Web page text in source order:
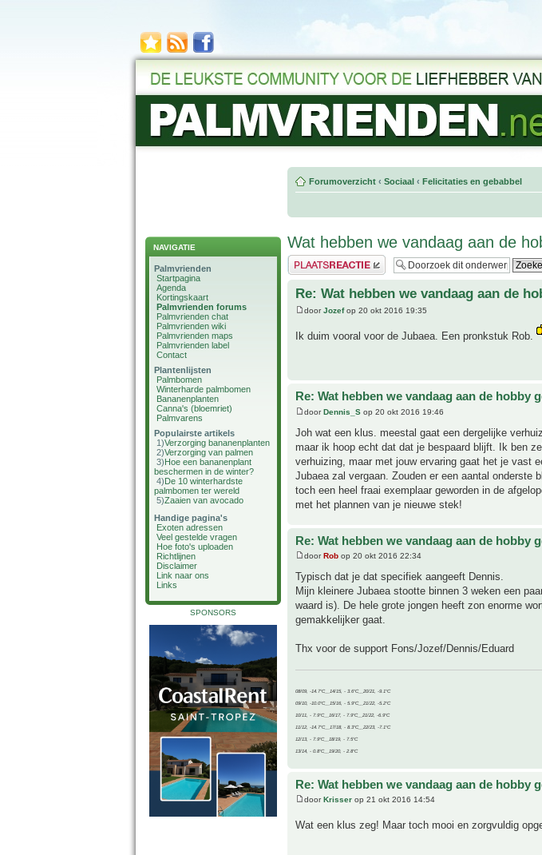
NAVIGATIE
Palmvrienden
Startpagina
Agenda
Kortingskaart
Palmvrienden forums
Palmvrienden chat
Palmvrienden wiki
Palmvrienden maps
Palmvrienden label
Contact
Plantenlijsten
Palmbomen
Winterharde palmbomen
Bananenplanten
Canna's (bloemriet)
Palmvarens
Populairste artikels
1)Verzorging bananenplanten
2)Verzorging van palmen
3)Hoe een bananenplant
beschermen in de winter?
4)De 10 winterhardste
palmbomen ter wereld
5)Zaaien van avocado
Handige pagina's
Exoten adressen
Veel gestelde vragen
Hoe foto's uploaden
Richtlijnen
Disclaimer
Link naar ons
Links
SPONSORS
Forumoverzicht ‹ Sociaal ‹ Felicitaties en gebabbel
Wat hebben we vandaag aan de
Plaats een reactie
Re: Wat hebben we vandaag aan de
doorJozefop 20 okt 2016 19:35
Ik duim vooral voor de Jubaea. Een pronkstuk Rob.
Re: Wat hebben we vandaag aan de hobby
doorDennis_S op 20 okt 2016 19:46
Joh wat een klus. meestal gaat een dergelijke
maar ik hoop echt dat dat je bespaard blijft. Ik ben
verhuizing, maar met jouw ervaring gaat het je vast
Jubaea zal vergaan. Zouden er een aantal onderste
toch een heel fraai exemplaar geworden in de
met het plannen van je nieuwe stek!
Re: Wat hebben we vandaag aan de hobby
doorRob op 20 okt 2016 22:34
Typisch dat je dat specifiek aangeeft Dennis.
Mijn kleinere Jubaea stootte binnen 3 weken een
waard is). De hele grote jongen heeft zon enorme
gemakkelijker gaat.
Thx voor de support Fons/Jozef/Dennis/Eduard
08/09, -14.7°C__14/15, - 3.6°C__20/21, -9.1°C
09/10, -10.0°C__15/16, - 5.9°C__21/22, -5.2°C
10/11, - 7.9°C__16/17, - 7.9°C__21/22, -6.9°C
11/12, -14.7°C__17/18, - 8.3°C__22/23, -7.1°C
12/13, - 7.9°C__18/19, - 7.5°C
13/14, - 0.8°C__19/20, - 2.8°C
Re: Wat hebben we vandaag aan de hobby
doorKrisser op 21 okt 2016 14:54
Wat een klus zeg! Maar toch mooi en zorgvuldig